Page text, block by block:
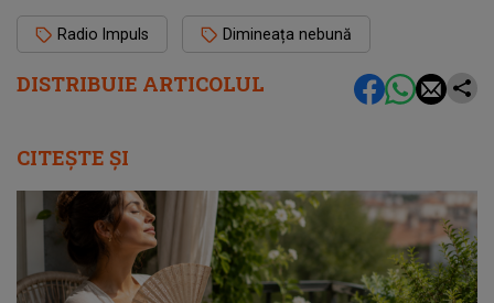
DISTRIBUIE ARTICOLUL
Radio Impuls Dimineața nebună
CITEȘTE ȘI